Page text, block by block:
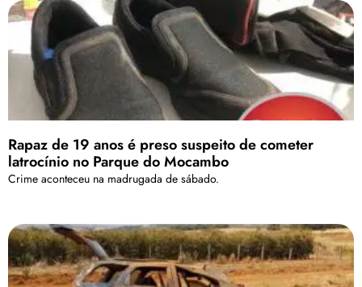
Rapaz de 19 anos é preso suspeito de cometer
latrocínio no Parque do Mocambo
Crime aconteceu na madrugada de sábado.